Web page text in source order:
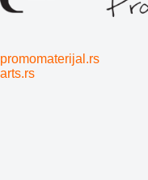
promomaterijal.rs
arts.rs